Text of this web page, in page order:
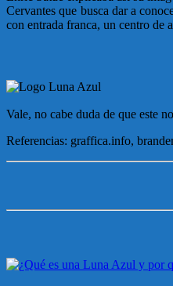
Cervantes que busca dar a
con entrada franca, un centro de
Vale, no cabe duda de que este
Referencias: graffica.info,